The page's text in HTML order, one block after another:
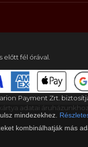
mindezekhez.
kombinálhatják más
előtt fél órával.
Payment Zrt.
adatai